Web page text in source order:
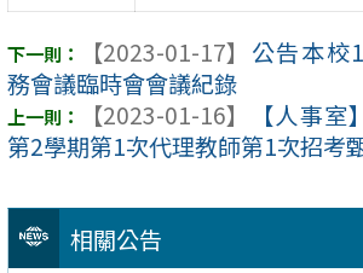
相關公告
【2023-01-17】 公告本校
務會議臨時會會議紀錄
【2023-01-16】
【人事
第2學期第1次代理教師第1次招考